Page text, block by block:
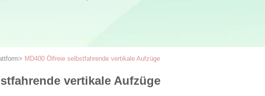
> MD400 Ölfreie selbstfahrende vertikale Aufzüge
vertikale Aufzüge